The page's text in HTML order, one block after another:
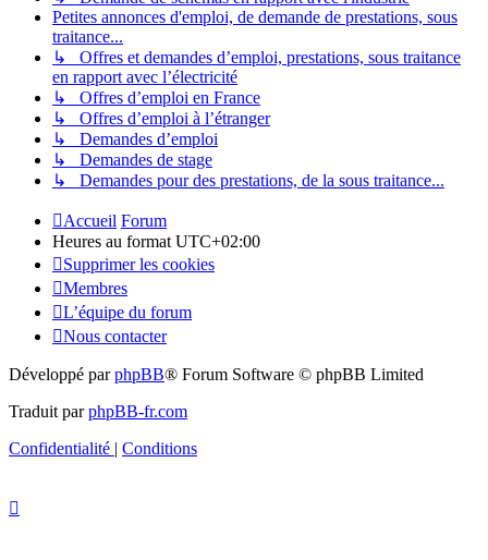
Petites annonces d'emploi, de demande de prestations, sous
traitance...
↳ Offres et demandes d’emploi, prestations, sous traitance
en rapport avec l’électricité
↳ Offres d’emploi en France
↳ Offres d’emploi à l’étranger
↳ Demandes d’emploi
↳ Demandes de stage
↳ Demandes pour des prestations, de la sous traitance...
Accueil Forum
Heures au format UTC+02:00
Supprimer les cookies
Membres
L’équipe du forum
Nous contacter
Développé parphpBB® Forum Software © phpBB Limited
Traduit parphpBB-fr.com
Confidentialité | Conditions